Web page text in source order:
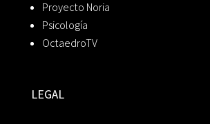
Proyecto Noria
Psicología
OctaedroTV
LEGAL